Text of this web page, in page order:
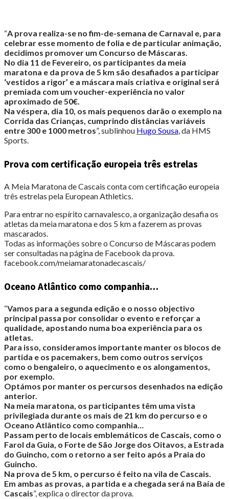
“A prova realiza-se no fim-de-semana de Carnaval e, para
celebrar esse momento de folia e de particular animação,
decidimos promover um Concurso de Máscaras.
No dia 11 de Fevereiro, os participantes da meia
maratona e da prova de 5 km são desafiados a participar
‘vestidos a rigor’ e a máscara mais criativa e original será
premiada com um voucher-experiência no valor
aproximado de 50€.
Na véspera, dia 10, os mais pequenos darão o exemplo na
Corrida das Crianças, cumprindo distâncias variáveis
entre 300 e 1000 metros”, sublinhou Hugo Sousa, da HMS
Sports.
Prova com certificação europeia três estrelas
A Meia Maratona de Cascais conta com certificação europeia
três estrelas pela European Athletics.
Para entrar no espírito carnavalesco, a organização desafia os
atletas da meia maratona e dos 5 km a fazerem as provas
mascarados.
Todas as informações sobre o Concurso de Máscaras podem
ser consultadas na página de Facebook da prova.
facebook.com/meiamaratonadecascais/
Oceano Atlântico como companhia…
“Vamos para a segunda edição e o nosso objectivo
principal passa por consolidar o evento e reforçar a
qualidade, apostando numa boa experiência para os
atletas.
Para isso, consideramos importante manter os blocos de
partida e os pacemakers, bem como outros serviços
como o bengaleiro, o aquecimento e os alongamentos,
por exemplo.
Optámos por manter os percursos desenhados na edição
anterior.
Na meia maratona, os participantes têm uma vista
privilegiada durante os mais de 21 km do percurso e o
Oceano Atlântico como companhia…
Passam perto de locais emblemáticos de Cascais, como o
Farol da Guia, o Forte de São Jorge dos Oitavos, a Estrada
do Guincho, com o retorno a ser feito após a Praia do
Guincho.
Na prova de 5 km, o percurso é feito na vila de Cascais.
Em ambas as provas, a partida e a chegada será na Baía de
Cascais”, explica o director da prova.